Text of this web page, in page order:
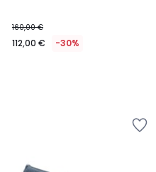
160,00 €
112,00 € -30%